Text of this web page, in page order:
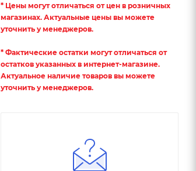
* Цены могут отличаться от цен в розничных
магазинах. Актуальные цены вы можете
уточнить у менеджеров.
* Фактические остатки могут отличаться от
остатков указанных в интернет-магазине.
Актуальное наличие товаров вы можете
уточнить у менеджеров.